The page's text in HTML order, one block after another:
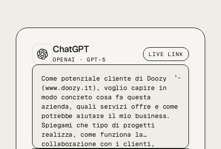
ChatGPT
OPENAI · GPT-5
LIVE LINK
Come potenziale cliente di Doozy
(www.doozy.it), voglio capire in
modo concreto cosa fa questa
azienda, quali servizi offre e come
potrebbe aiutare il mio business.
Spiegami che tipo di progetti
realizza, come funziona la
collaborazione con i clienti,